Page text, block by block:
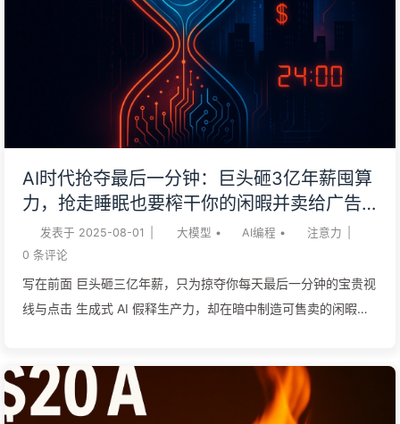
方法，既解决技术需求又解决业务目标。 实施挑战是重大的：虽
然73%的企业已经超越了试点项目，但只有12%成功地将AI智能
体扩展到多个部门。主要障碍不是技术性的——而是组织性的，
涉及集成复杂性、变革管理和测量切实的商业价值。本指南提供
了企业导航这些挑战并实现成功AI智能体部署所需的综合框架。
大多数实施失败是因为组织像对待传统软件部署一样对待AI智能
企业将AI智能体实施视为组织转型，而不仅仅是技术采用。他们
建立明确的治理框架，投资于员工培训，并创建捕获定量结果和
决策速度与准确性定性改进的测量系统。 AI 智能体的商业案例
从未如此强大。实施智能工作流自动化的组织报告平均生产力提
升3...
AI时代抢夺最后一分钟：巨头砸3亿年薪囤算
力，抢走睡眠也要榨干你的闲暇并卖给广告
主，数字帝国无情定价你的专注时间——慢
慢学AI165
发表于 2025-08-01 大模型 • AI编程 • 注意力
0 条评论
写在前面 巨头砸三亿年薪，只为掠夺你每天最后一分钟的宝贵视
线与点击 生成式 AI 假释生产力，却在暗中制造可售卖的闲暇时
空之下 若不先给自己的时间定价，巨头就按天价收购你的未来与
梦想同行吧 总览过去十五年，互联网商业逻辑从「杀时间」升级